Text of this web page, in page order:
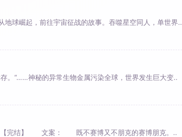
地球崛起，前往宇宙征战的故事。吞噬星空同人，单世界..
。“……神秘的异常生物金属污染全球，世界发生巨大变..
王【完结】 文案： 既不赛博又不朋克的赛博朋克。..